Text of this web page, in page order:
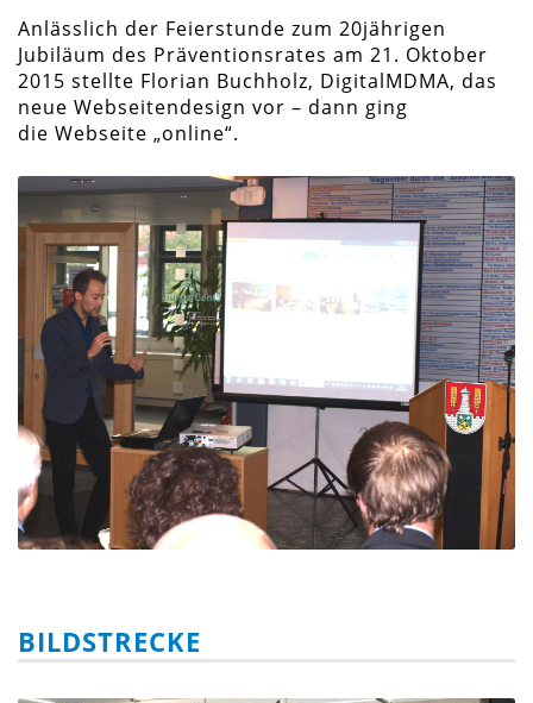
Anlässlich der Feierstunde zum 20jährigen
Jubiläum des Präventionsrates am 21. Oktober
2015 stellte Florian Buchholz, DigitalMDMA, das
neue Webseitendesign vor – dann ging
die Webseite „online“.
BILDSTRECKE